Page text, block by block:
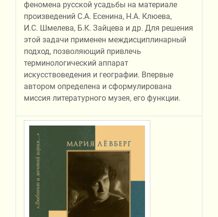
феномена русской усадьбы на материале
произведений С.А. Есенина, Н.А. Клюева,
И.С. Шмелева, Б.К. Зайцева и др. Для решения
этой задачи применен междисциплинарный
подход, позволяющий привлечь
терминологический аппарат
искусствоведения и географии. Впервые
автором определена и сформулирована
миссия литературного музея, его функции.